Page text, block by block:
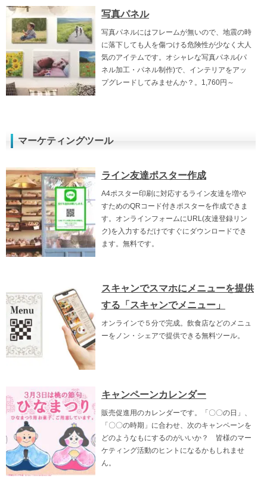
写真パネル
写真パネルにはフレームが無いので、地震の時
に落下しても人を傷つける危険性が少なく大人
気のアイテムです。オシャレな写真パネル(パ
ネル加工・パネル制作)で、インテリアをアッ
プグレードしてみませんか？。1,760円～
マーケティングツール
ライン友達ポスター作成
A4ポスター印刷に対応するライン友達を増や
すためのQRコード付きポスターを作成できま
す。オンラインフォームにURL(友達登録リン
ク)を入力するだけですぐにダウンロードでき
ます。無料です。
スキャンでスマホにメニューを提供
する「スキャンでメニュー」
オンラインで５分で完成。飲食店などのメニュ
ーをノン・シェアで提供できる無料ツール。
キャンペーンカレンダー
販売促進用のカレンダーです。「〇〇の日」、
「〇〇の時期」に合わせ、次のキャンペーンを
どのようなもにするのがいいか？ 皆様のマー
ケティング活動のヒントになるかもしれませ
ん。